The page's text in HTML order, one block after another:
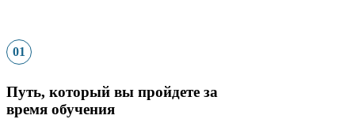
01
Путь, который вы пройдете за
время обучения